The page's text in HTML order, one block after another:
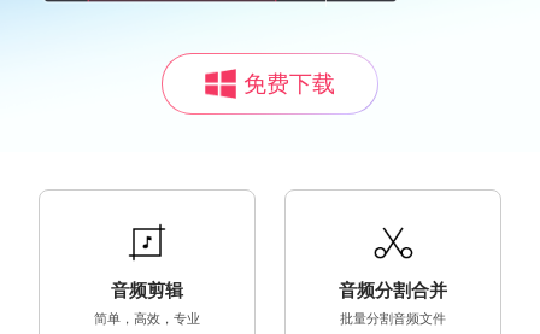
免费下载
音频剪辑
简单，高效，专业
音频分割合并
批量分割音频文件